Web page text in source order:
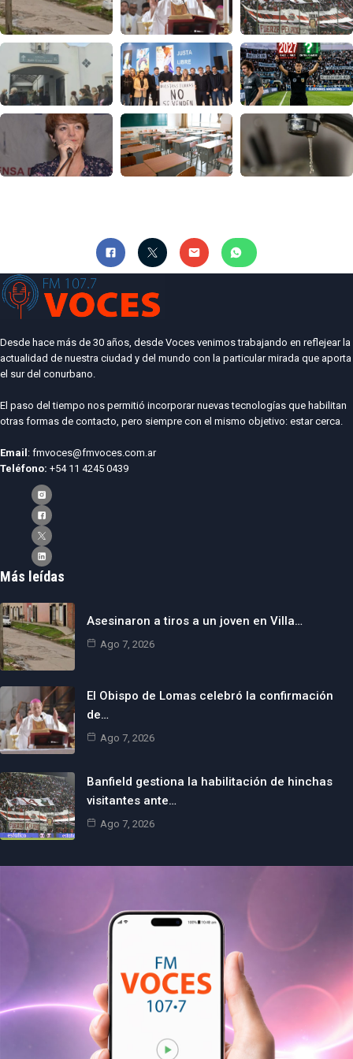
Desde hace más de 30 años, desde Voces venimos trabajando en reflejear la
actualidad de nuestra ciudad y del mundo con la particular mirada que aporta
el sur del conurbano.
El paso del tiempo nos permitió incorporar nuevas tecnologías que habilitan
otras formas de contacto, pero siempre con el mismo objetivo: estar cerca.
Email : fmvoces@fmvoces.com.ar
Teléfono: +54 11 4245 0439
Más leídas
Asesinaron a tiros a un joven en Villa…
Ago 7, 2026
El Obispo de Lomas celebró la confirmación
de…
Ago 7, 2026
Banfield gestiona la habilitación de hinchas
visitantes ante…
Ago 7, 2026